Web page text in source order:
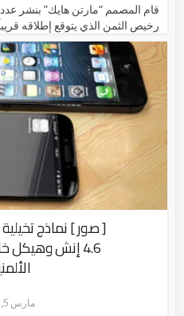
قام المصمم “مارتن هايك” بنشر
رخيص الثمن الذي يتوقع إطلاقه
4.6 إنش
مارس 5, 2013